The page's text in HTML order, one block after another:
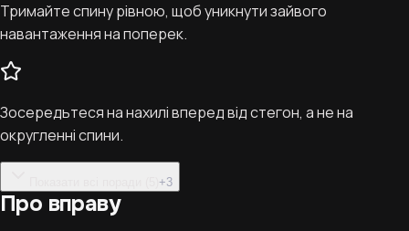
Тримайте спину рівною, щоб уникнути зайвого
навантаження на поперек.
Зосередьтеся на нахилі вперед від стегон, а не на
округленні спини.
+3
Про вправу